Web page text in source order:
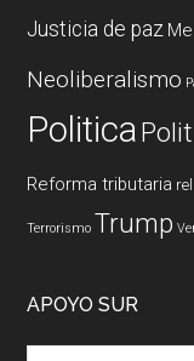
Justicia de paz
Neoliberalismo
Politica
Reforma tributaria
Terrorismo Trump
APOYO SUR